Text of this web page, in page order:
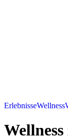
ErlebnisseWellness